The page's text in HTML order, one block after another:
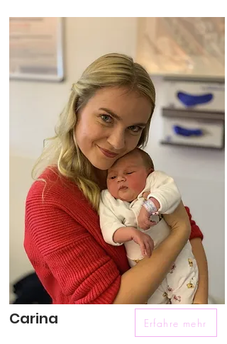
Carina Erfahre mehr